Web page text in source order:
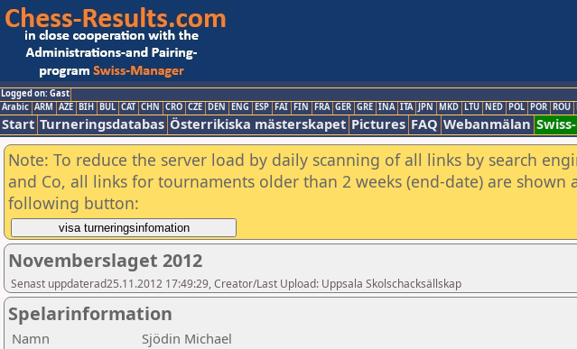
Logged on: Gast
Arabic ARM AZE BIH BUL CAT CHN CRO CZE DEN ENG ESP FAI FIN FRA GER GRE INA ITA JPN MKD LTU NED POL POR ROU
Start Turneringsdatabas Österrikiska mästerskapet Pictures FAQ Webanmälan
Note: To reduce the server load by daily scanning of all links by search
and Co, all links for tournaments older than 2 weeks (end-date) are shown
following button:
Novemberslaget 2012
Senast uppdaterad25.11.2012 17:49:29, Creator/Last Upload: Uppsala Skolschacksällskap
Spelarinformation
Namn
Sjödin Michael